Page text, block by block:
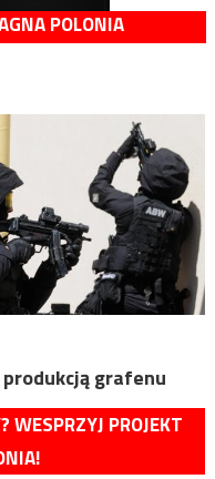
POLONIA
grafenu
WESPRZYJ PROJEKT